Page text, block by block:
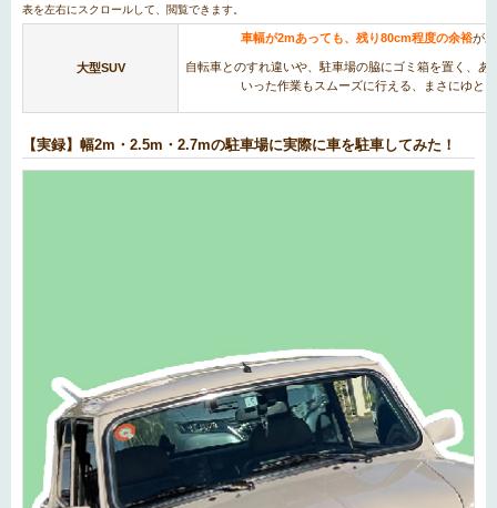
大型SUV
車幅が2mあっても、残り80cm程度の余裕が
自転車とのすれ違いや、駐車場の脇にゴミ箱を置く、あ
いった作業もスムーズに行える、まさにゆと
【実録】幅2m・2.5m・2.7mの駐車場に実際に車を駐車してみた！